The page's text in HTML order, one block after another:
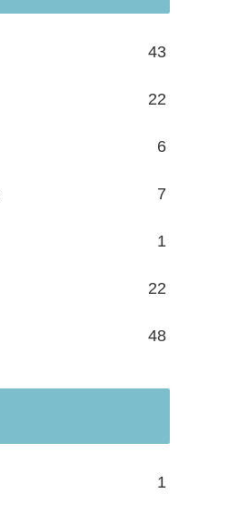
43
22
6
7
1
22
48
1